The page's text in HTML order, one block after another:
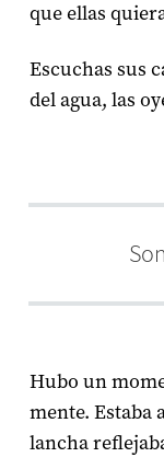
que ellas
Escuchas sus
del agua, las
Hubo un
mente. Estaba
lancha